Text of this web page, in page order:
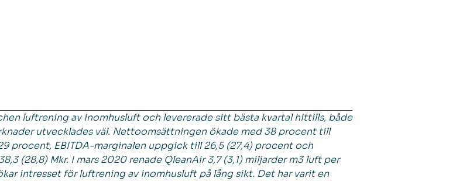
luftrening av inomhusluft och levererade sitt bästa kvartal hittills, både
utvecklades väl. Nettoomsättningen ökade med 38 procent till
procent, EBITDA-marginalen uppgick till 26,5 (27,4) procent och
(28,8) Mkr. I mars 2020 renade QleanAir 3,7 (3,1) miljarder m3 luft per
intresset för luftrening av inomhusluft på lång sikt. Det har varit en